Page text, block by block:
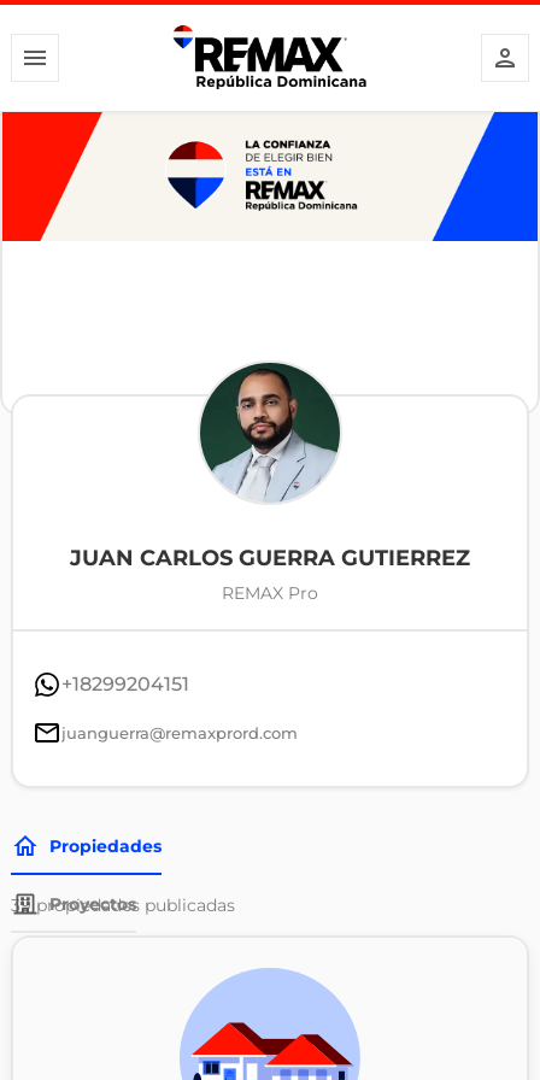
JUAN CARLOS GUERRA GUTIERREZ
REMAX Pro
+18299204151
juanguerra@remaxprord.com
Propiedades
Proyectos
39 propiedades publicadas